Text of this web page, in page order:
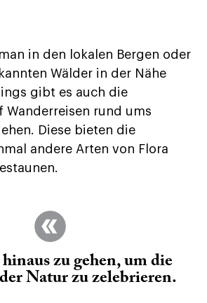
in den lokalen Bergen oder
Wälder in der Nähe
gibt es auch die
Wanderreisen rund ums
Diese bieten die
andere Arten von Flora
zu gehen, um die
Natur zu zelebrieren.